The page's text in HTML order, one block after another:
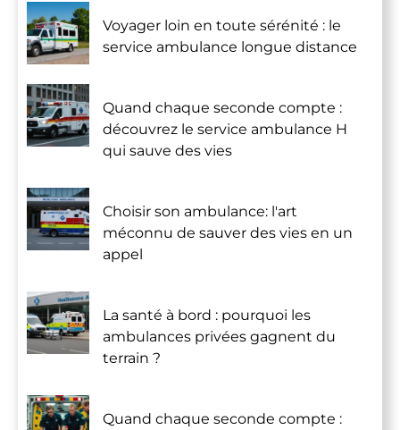
Voyager loin en toute sérénité : le
service ambulance longue distance
Quand chaque seconde compte :
découvrez le service ambulance H
qui sauve des vies
Choisir son ambulance: l'art
méconnu de sauver des vies en un
appel
La santé à bord : pourquoi les
ambulances privées gagnent du
terrain ?
Quand chaque seconde compte :